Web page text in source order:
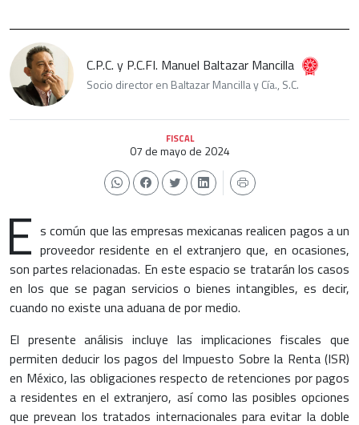
C.P.C. y P.C.FI. Manuel Baltazar Mancilla
Socio director en Baltazar Mancilla y Cía., S.C.
FISCAL
07 de mayo de 2024
E s común que las empresas mexicanas realicen pagos a un
proveedor residente en el extranjero que, en ocasiones,
son partes relacionadas. En este espacio se tratarán los casos
en los que se pagan servicios o bienes intangibles, es decir,
cuando no existe una aduana de por medio.
El presente análisis incluye las implicaciones fiscales que
permiten deducir los pagos del Impuesto Sobre la Renta (ISR)
en México, las obligaciones respecto de retenciones por pagos
a residentes en el extranjero, así como las posibles opciones
que prevean los tratados internacionales para evitar la doble